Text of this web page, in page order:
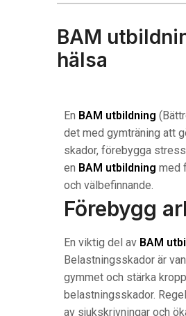
BAM
hälsa
En BAM utbildning
det med gymträning att
skador, förebygga
en BAM utbildning med
och välbefinnande.
Förebygg
En viktig del av BAM
Belastningsskador är
gymmet och stärka
belastningsskador.
av sjukskrivningar och